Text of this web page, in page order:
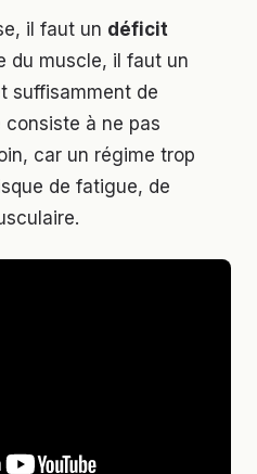
il faut un déficit
du muscle, il faut un
suffisamment de
à ne pas
car un régime trop
de fatigue, de